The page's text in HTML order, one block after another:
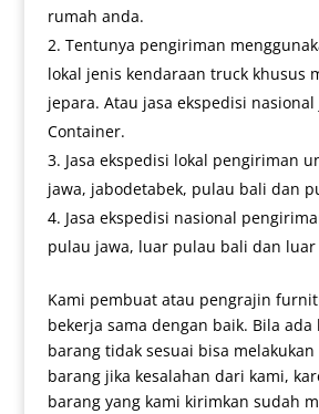
rumah anda.
Tentunya pengiriman
lokal jenis kendaraan truck khusus
jepara. Atau jasa ekspedisi
Container.
Jasa ekspedisi lokal pengiriman
jawa, jabodetabek, pulau bali dan
Jasa ekspedisi nasional
pulau jawa, luar pulau bali dan
Kami pembuat atau pengrajin
bekerja sama dengan baik. Bila ada
barang tidak sesuai bisa
barang jika kesalahan dari kami,
barang yang kami kirimkan sudah